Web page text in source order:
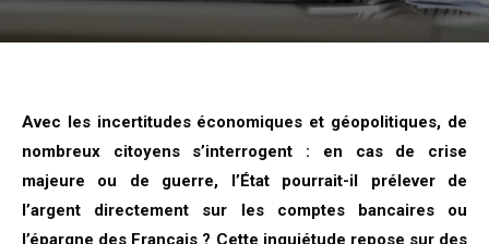
Avec les incertitudes économiques et géopolitiques, de
nombreux citoyens s’interrogent : en cas de crise
majeure ou de guerre, l’État pourrait-il prélever de
l’argent directement sur les comptes bancaires ou
l’épargne des Français ? Cette inquiétude repose sur des